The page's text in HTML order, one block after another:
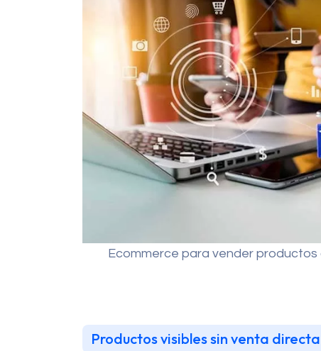
Ecommerce para vender
Productos visibles sin venta directa